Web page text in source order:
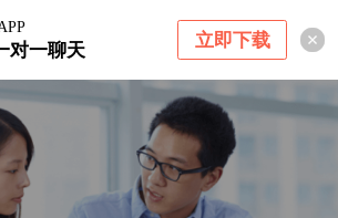
对一聊天 立即下载